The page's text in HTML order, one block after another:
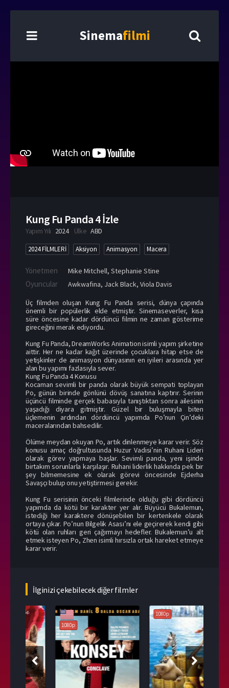
Sinemafilmi
Kung Fu Panda 4 İzle
Yapım Yılı 2024 Ülke ABD
2024 FİLMLERİ Aksiyon Animasyon Macera
Yönetmen Mike Mitchell, Stephanie Stine
Oyuncular Awkwafina, Jack Black, Viola Davis
Üç filmden oluşan Kung Fu Panda serisi, dünya çapında
önemli bir popülerlik elde etmiştir. Sinemaseverler, kısa
süre öncesine kadar dördüncü filmin ne zaman gösterime
gireceğini merak ediyordu.
Kung Fu Panda, DreamWorks Animation isimli yapım şirketine
aittir. Her ne kadar kağıt üzerinde çocuklara hitap etse de
yetişkinler de animasyon dünyasının en iyileri arasında yer
alan bu yapımı fazlasıyla sever.
Kung Fu Panda 4 Konusu
Kocaman sevimli bir panda olarak büyük sempati toplayan
Po, günün birinde gönlünü dövüş sanatına kaptırır. Serinin
üçüncü filminde gerçek babasıyla tanıştıktan sonra ailesinin
yaşadığı diyara gitmiştir. Güzel bir buluşmayla biten
üçlemenin ardından dördüncü yapımda Po’nun Çin’deki
maceralarından bahsedilir.
Ölüme meydan okuyan Po, artık dinlenmeye karar verir. Söz
konusu amaç doğrultusunda Huzur Vadisi’nin Ruhani Lideri
olarak görev yapmaya başlar. Sevimli panda, yeni işinde
birtakım sorunlarla karşılaşır. Ruhani liderlik hakkında pek bir
şey bilmemesine ek olarak görevi öncesinde Ejderha
Savaşçı bulup onu yetiştirmesi gerekir.
Kung Fu serisinin önceki filmlerinde olduğu gibi dördüncü
yapımda da kötü bir karakter yer alır. Büyücü Bukalemun,
istediği her karaktere dönüşebilen bir kertenkele olarak
ortaya çıkar. Po’nun Bilgelik Asası’nı ele geçirerek kendi gibi
kötü olan ruhları geri çağırmayı hedefler. Bukalemun’u alt
etmek isteyen Po, Zhen isimli hırsızla ortak hareket etmeye
karar verir.
İlginizi çekebilecek diğer filmler
1080p
1080p